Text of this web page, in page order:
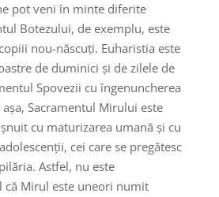
pot veni în minte diferite
Botezului, de exemplu, este
nou-născuți. Euharistia este
de duminici și de zilele de
Spovezii cu îngenuncherea
Sacramentul Mirului este
cu maturizarea umană și cu
cei care se pregătesc
Astfel, nu este
că Mirul este uneori numit